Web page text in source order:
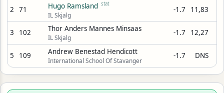
2 71 Hugo Ramsland stat
IL Skjalg
-1.7 11,83
3 102 Thor Anders Mannes Minsaas
IL Skjalg
-1.7 12,27
5 109 Andrew Benestad Hendicott
International School Of Stavanger
-1.7 DNS